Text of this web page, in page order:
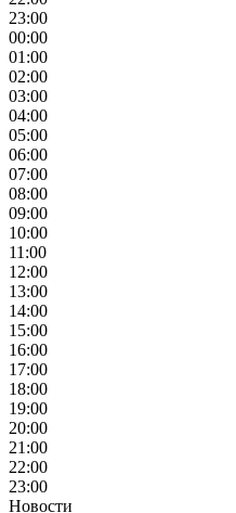
23:00
00:00
01:00
02:00
03:00
04:00
05:00
06:00
07:00
08:00
09:00
10:00
11:00
12:00
13:00
14:00
15:00
16:00
17:00
18:00
19:00
20:00
21:00
22:00
23:00
Новости